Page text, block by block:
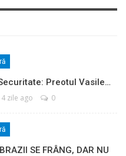
Preotul Vasile…
4 zile ago 0
SE FRÂNG, DAR NU